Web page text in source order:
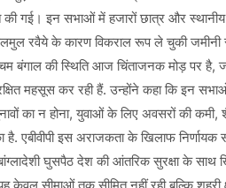
गई। इन सभाओं में हजारों छात्र और स्थानीय
रवैये के कारण विकराल रूप ले चुकी जमीनी
बंगाल की स्थिति आज चिंताजनक मोड़ पर है,
महसूस कर रही हैं. उन्होंने कहा कि इन
का न होना, युवाओं के लिए अवसरों की
है. एबीवीपी इस अराजकता के खिलाफ
घुसपैठ देश की आंतरिक सुरक्षा के साथ